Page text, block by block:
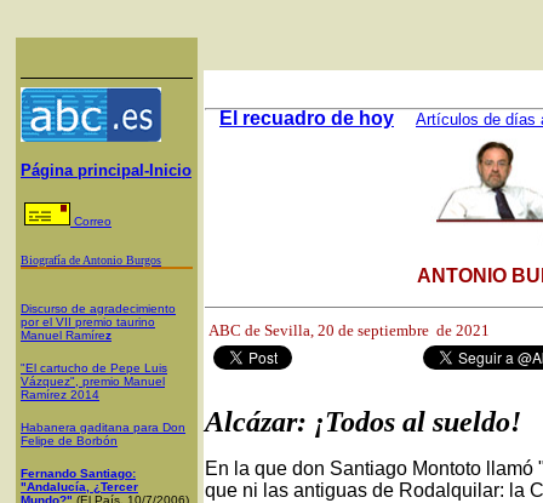
Página principal-Inicio
Correo
Biografía de Antonio Burgos
Discurso de agradecimiento
por el VII premio taurino
Manuel Ramírez
"El cartucho de Pepe Luis
Vázquez", premio Manuel
Ramírez 2014
Habanera gaditana para Don
Felipe de Borbón
Fernando Santiago:
"Andalucía, ¿Tercer
Mundo?" (El País, 10/7/2006)
El recuadro de hoy Artículos de días
ANTONIO
ABC de Sevilla, 20 de septiembre de 2021
Alcázar: ¡Todos al sueldo!
En la que don Santiago Montoto
que ni las antiguas de Rodalquilar: la